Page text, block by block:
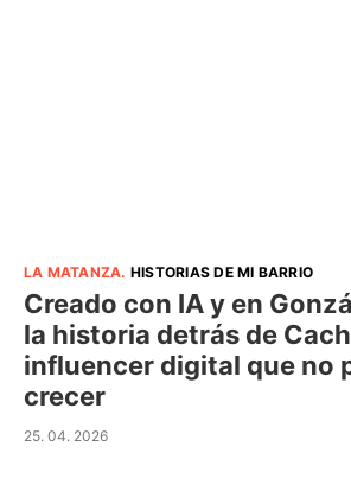
LA MATANZA. HISTORIAS DE MI BARRIO
Creado con IA y en
la historia detrás de
influencer digital que no
crecer
25. 04. 2026